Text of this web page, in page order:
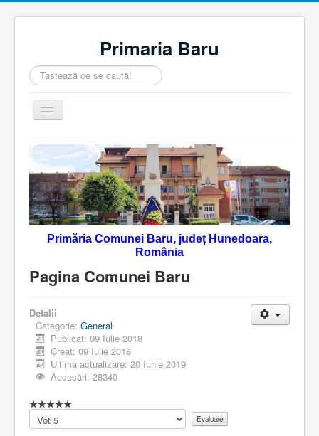
Primaria Baru
Căutare
...
Comută
navigarea
Home
Despre noi
Noutăţi
Contact
Servicii Online
Primăria Comunei Baru, județ Hunedoara,
România
Pagina Comunei Baru
Detalii
Categorie: General
Publicat: 09 Iulie 2018
Creat: 09 Iulie 2018
Ultima actualizare: 20 Iunie 2019
Accesări: 28340
Vă
rugăm